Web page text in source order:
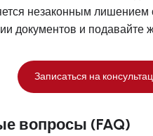
незаконным
документов и подавайте
Записаться на
вопросы (FAQ)